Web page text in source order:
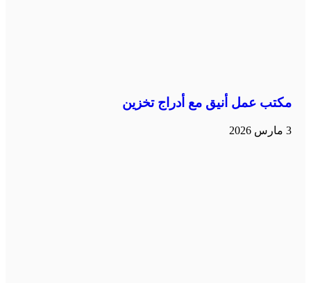
مكتب عمل أنيق مع أدراج تخزين
3 مارس 2026